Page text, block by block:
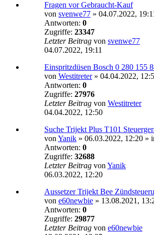
Fragen vor Gebraucht-Kauf
von svenwe77 » 04.07.2022,
Antworten: 0
Zugriffe: 23347
Letzter Beitrag von svenwe77
04.07.2022, 19:11
Einspritzdüsen Bosch 0 280 155
von Westitreter» 04.04.2022,
Antworten: 0
Zugriffe: 27976
Letzter Beitrag von Westitreter
04.04.2022, 12:50
Suche Trijekt Plus T101
von Yanik » 06.03.2022, 12:20 »
Antworten: 0
Zugriffe: 32688
Letzter Beitrag von Yanik
06.03.2022, 12:20
Aussetzer Trijekt Bee
von e60newbie » 13.08.2021,
Antworten: 0
Zugriffe: 29877
Letzter Beitrag von e60newbie